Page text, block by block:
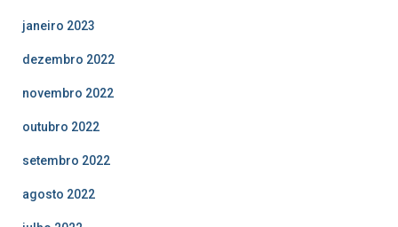
janeiro 2023
dezembro 2022
novembro 2022
outubro 2022
setembro 2022
agosto 2022